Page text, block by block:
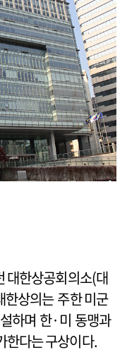
대한상공회의소(대
한상의는 주한 미군
하며 한·미 동맹과
한다는 구상이다.